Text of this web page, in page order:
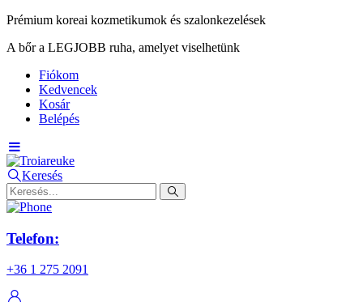
Prémium koreai kozmetikumok és szalonkezelések
A bőr a LEGJOBB ruha, amelyet viselhetünk
Fiókom
Kedvencek
Kosár
Belépés
Keresés
Telefon:
+36 1 275 2091